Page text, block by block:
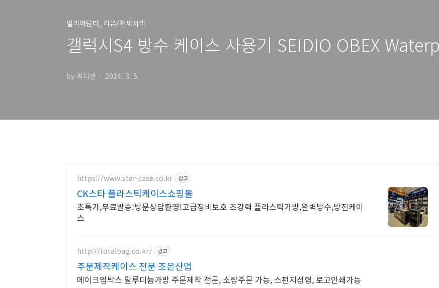
얼리어답터_리뷰/악세서리
갤럭시S4 방수 케이스 사용기 SEIDIO OBEX
by 씨디맨 2014. 3. 5.
https://www.star-case.co.kr 광고
CK스타 플라스틱케이스쇼핑몰
초특가,무료발송!방문상담환영!고급장비보호 초강력 플라스틱가방,완벽방수,방진케이
스
http://totalbag.co.kr/ 광고
주문제작케이스 전문 조은산업
메이크업박스 알루미늄가방 주문제작 전문, 소량주문 가능, 스펀지성형, 로고인쇄가능